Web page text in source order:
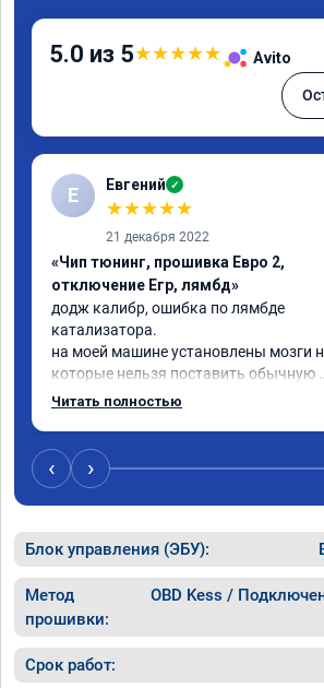
5.0 из 5★★★★★ Avito
Е Евгений ✓
★★★★★
21 декабря 2022
«Чип тюнинг, прошивка Евро 2,
отключение Егр, лямбд»
додж калибр, ошибка по лямбде
катализатора.
на моей машине установлены мозги
которые нельзя поставить обычную
прошивку под евро 2.
который изменил код, далее Даниил
сек залил его в мозги.
проехал уже 100 км ошибка не
хотя раньше после сброса ошибке
выскакивал ошибка через 20км.
работой доволен.
Читать полностью
‹ ›
Блок управления (ЭБУ):
Метод
прошивки:
OBD Kess /
Срок работ: